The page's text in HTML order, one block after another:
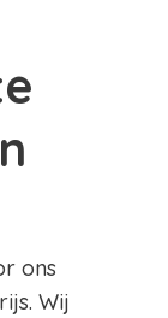
ons
Wij